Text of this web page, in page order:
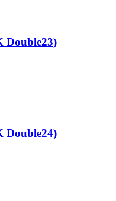
Double23)
Double24)